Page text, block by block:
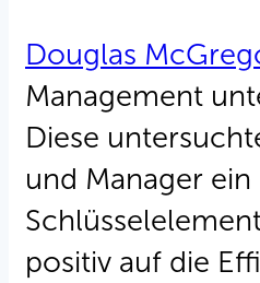
Douglas
Management
Diese
und Manager
positiv auf die